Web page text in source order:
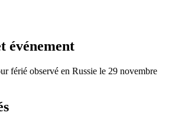
événement
férié observé en Russie le 29 novembre